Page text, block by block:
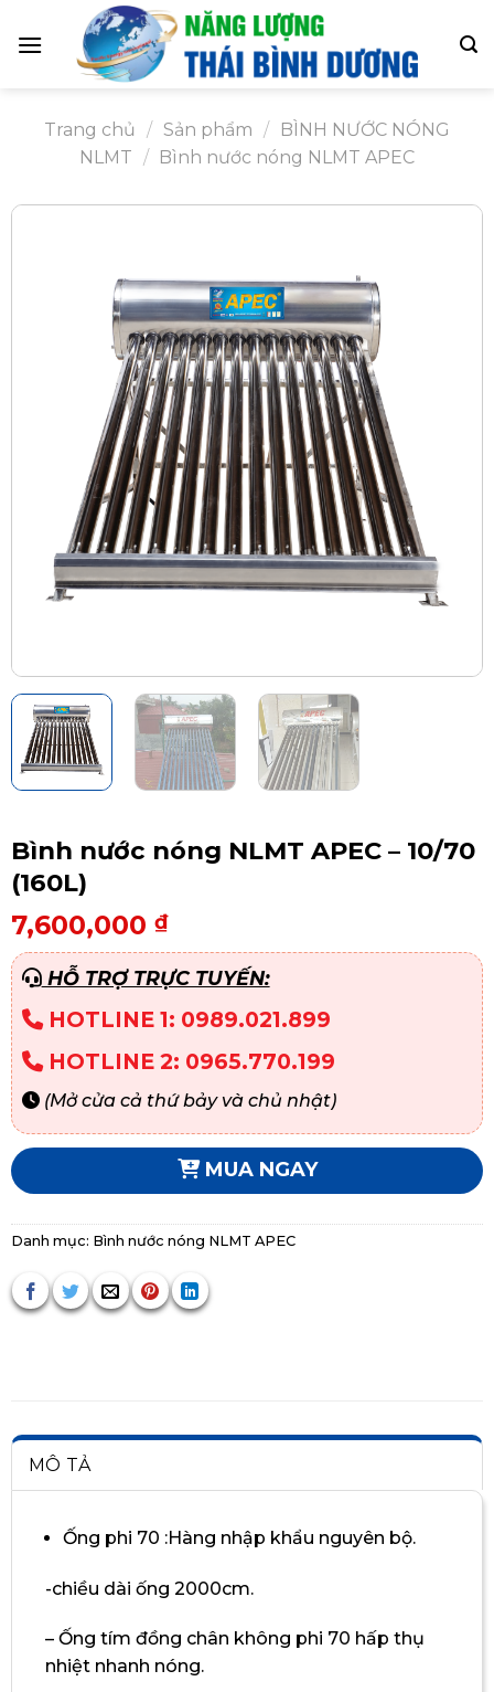
Trang chủ / Sản phẩm /
BÌNH NƯỚC NÓNG
NLMT / Bình nước nóng NLMT APEC
Bình nước nóng NLMT APEC – 10/70
(160L)
7,600,000 ₫
HỖ TRỢ TRỰC TUYẾN:
HOTLINE 1: 0989.021.899
HOTLINE 2: 0965.770.199
(Mở cửa cả thứ bảy và chủ nhật)
MUA NGAY
Danh mục: Bình nước nóng NLMT APEC
MÔ TẢ
Ống phi 70 :Hàng nhập khẩu nguyên bộ.
-chiều dài ống 2000cm.
– Ống tím đồng chân không phi 70 hấp thụ
nhiệt nhanh nóng.